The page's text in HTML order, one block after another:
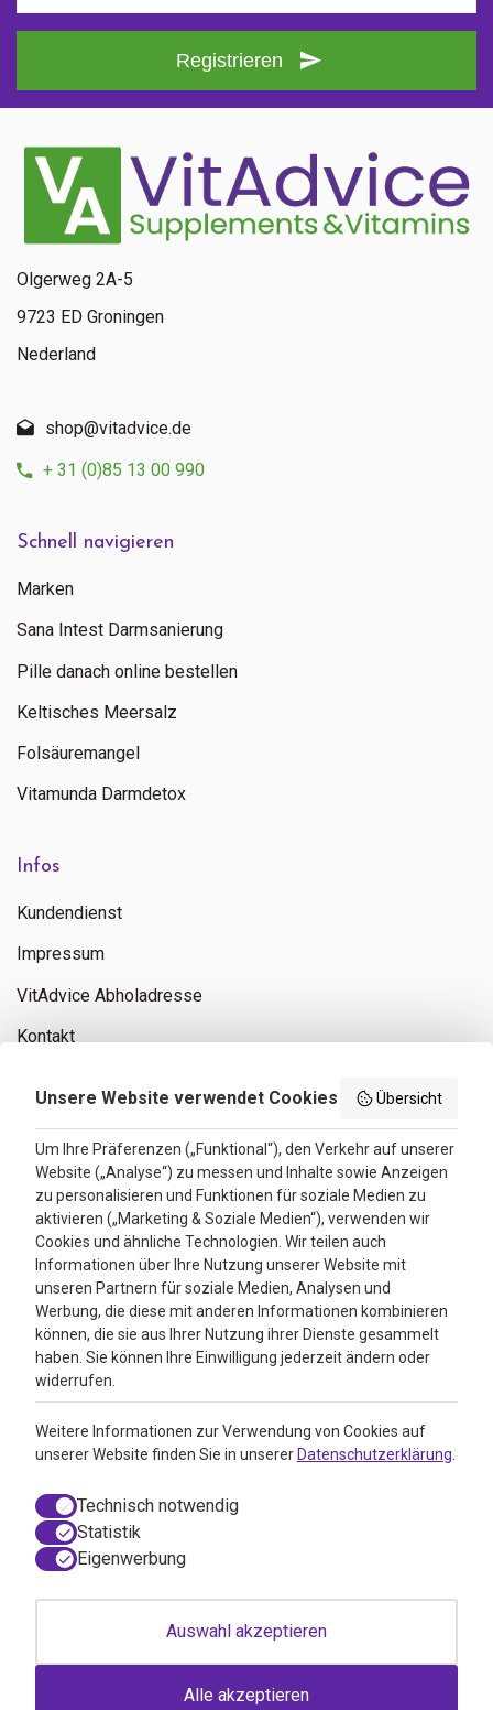
Registrieren
Schnell navigieren
Marken
Sana Intest Darmsanierung
Pille danach online bestellen
Keltisches Meersalz
Folsäuremangel
Vitamunda Darmdetox
Infos
Kundendienst
Impressum
VitAdvice Abholadresse
Kontakt
Bewertungen
4.3
Google Reviews
Olgerweg 2A-5
9723 ED Groningen
Nederland
shop@vitadvice.de
+ 31 (0)85 13 00 990
© 2026 VitAdvice BV.de, Realisierung durch050media
AGB / Webshop Trustmark
Unsere Website verwendet Cookies Übersicht
Um Ihre Präferenzen („Funktional“), den Verkehr auf unserer
Website („Analyse“) zu messen und Inhalte sowie Anzeigen
zu personalisieren und Funktionen für soziale Medien zu
aktivieren („Marketing & Soziale Medien“), verwenden wir
Cookies und ähnliche Technologien. Wir teilen auch
Informationen über Ihre Nutzung unserer Website mit
unseren Partnern für soziale Medien, Analysen und
Werbung, die diese mit anderen Informationen kombinieren
können, die sie aus Ihrer Nutzung ihrer Dienste gesammelt
haben. Sie können Ihre Einwilligung jederzeit ändern oder
widerrufen.
Weitere Informationen zur Verwendung von Cookies auf
unserer Website finden Sie in unserer Datenschutzerklärung
Technisch notwendig
Statistik
Eigenwerbung
Auswahl akzeptieren
Alle akzeptieren
Einwilligungsdialog geöffnet